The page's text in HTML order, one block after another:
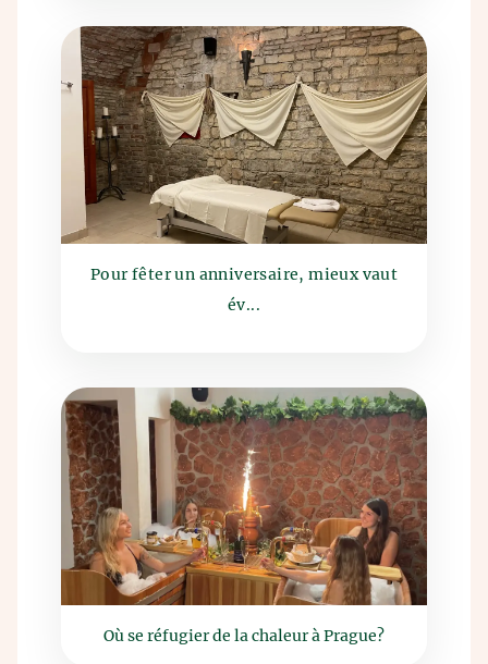
Pour fêter un anniversaire, mieux vaut
év...
Où se réfugier de la chaleur à Prague?